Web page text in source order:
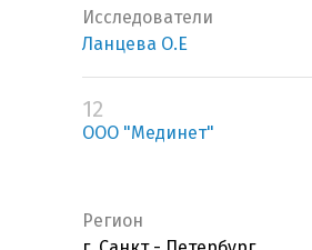
Исследователи
Ланцева О.Е
12
ООО "Мединет"
Регион